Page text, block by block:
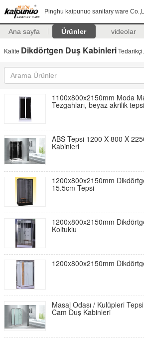
Pinghu kaipunuo sanitary ware
Ana sayfa Ürünler videolar
Kalite Dikdörtgen Duş Kabinleri Tedarikçi.
1100x800x2150mm Moda
Tezgahları, beyaz akrilik
ABS Tepsi 1200 X 800 X
Kabinleri
1200x800x2150mm
15.5cm Tepsi
1200x800x2150mm
Koltuklu
1200x800x2150mm
Masaj Odası / Kulüpleri
Cam Duş Kabinleri